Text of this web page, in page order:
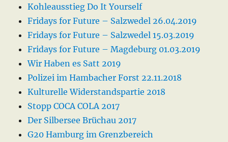
Kohleausstieg Do It Yourself
Fridays for Future – Salzwedel 26.04.2019
Fridays for Future – Salzwedel 15.03.2019
Fridays for Future – Magdeburg 01.03.2019
Wir Haben es Satt 2019
Polizei im Hambacher Forst 22.11.2018
Kulturelle Widerstandspartie 2018
Stopp COCA COLA 2017
Der Silbersee Brüchau 2017
G20 Hamburg im Grenzbereich